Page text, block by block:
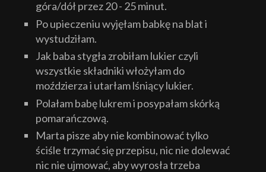
góra/dół przez 20 - 25 minut.
Po upieczeniu wyjęłam babkę na blat i
wystudziłam.
Jak baba stygła zrobiłam lukier czyli
wszystkie składniki włożyłam do
moździerza i utarłam lśniący lukier.
Polałam babę lukrem i posypałam skórką
pomarańczową.
Marta pisze aby nie kombinować tylko
ściśle trzymać się przepisu, nic nie dolewać
nic nie ujmować, aby wyrosła trzeba